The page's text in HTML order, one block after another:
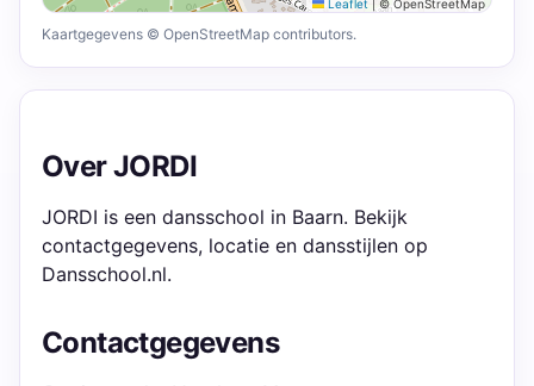
Leaflet © OpenStreetMap
Kaartgegevens © OpenStreetMap contributors.
Over JORDI
JORDI is een dansschool in Baarn. Bekijk
contactgegevens, locatie en dansstijlen op
Dansschool.nl.
Contactgegevens